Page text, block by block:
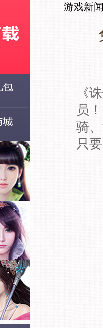
游戏新闻
《
员
骑
只